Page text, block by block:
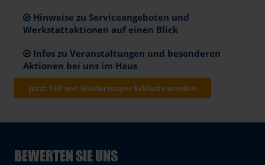
Hinweise zu Serviceangeboten und
Werkstattaktionen auf einen Blick
Infos zu Veranstaltungen und besonderen
Aktionen bei uns im Haus
Jetzt Teil von Niedermayer Exklusiv werden
BEWERTEN SIE UNS